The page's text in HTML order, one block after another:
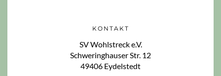
KONTAKT
SV Wohlstreck e.V.
Schweringhauser Str. 12
49406 Eydelstedt